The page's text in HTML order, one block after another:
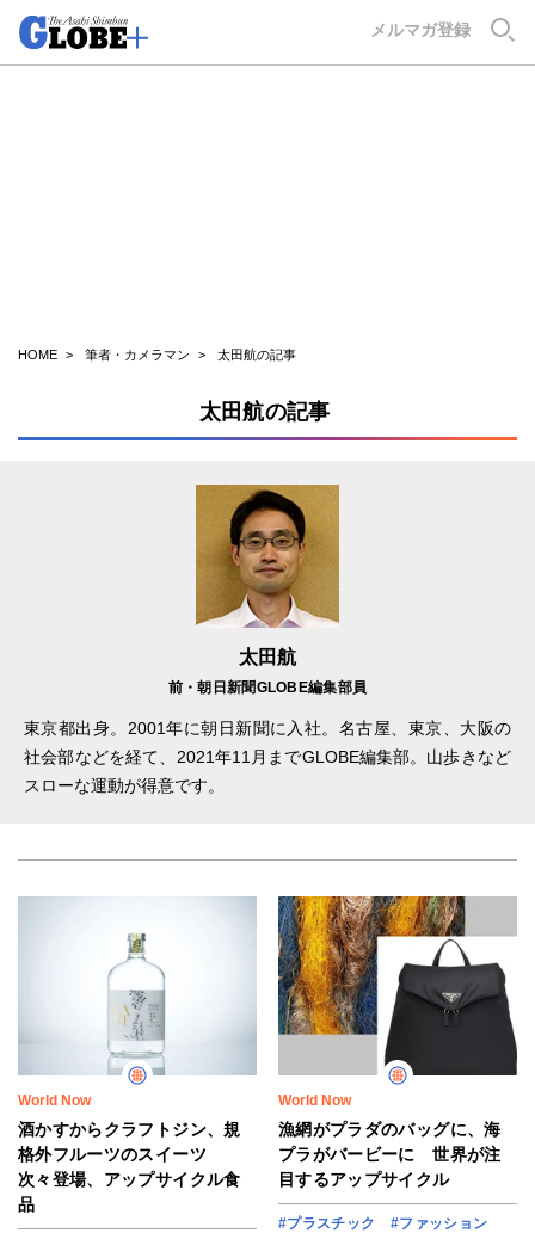
メルマガ登録
HOME 筆者・カメラマン 太田航の記事
太田航の記事
太田航
前・朝日新聞GLOBE編集部員
東京都出身。2001年に朝日新聞に入社。名古屋、東京、大阪の
社会部などを経て、2021年11月までGLOBE編集部。山歩きなど
スローな運動が得意です。
World Now
酒かすからクラフトジン、規
格外フルーツのスイーツ
次々登場、アップサイクル食
品
World Now
漁網がプラダのバッグに、海
プラがバービーに 世界が注
目するアップサイクル
#プラスチック #ファッション